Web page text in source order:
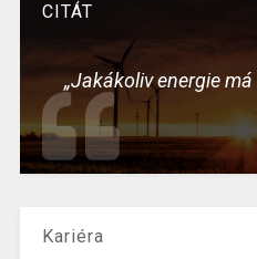
CITÁT
„Jakákoliv energie má
Kariéra